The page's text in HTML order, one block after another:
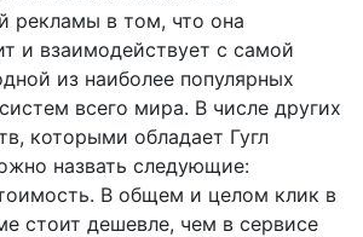
рекламы в том, что она
и взаимодействует с самой
из наиболее популярных
всего мира. В числе других
которыми обладает Гугл
назвать следующие:
В общем и целом клик в
стоит дешевле, чем в сервисе